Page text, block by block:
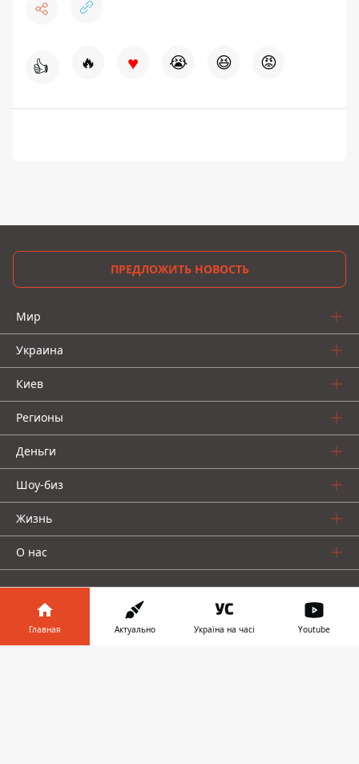
👍 🔥 ♥ 😭 😆 😡
ПРЕДЛОЖИТЬ НОВОСТЬ
Мир
Украина
Киев
Регионы
Деньги
Шоу-биз
Жизнь
О нас
Главная Актуально Україна на часі Youtube